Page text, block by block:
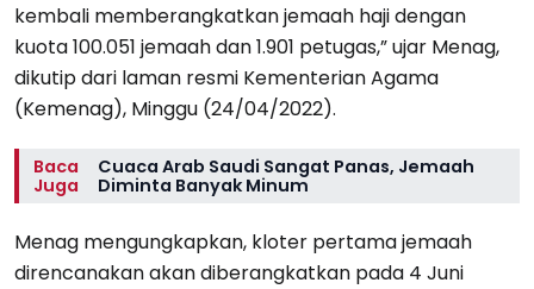
kembali memberangkatkan jemaah haji dengan
kuota 100.051 jemaah dan 1.901 petugas,” ujar Menag,
dikutip dari laman resmi Kementerian Agama
(Kemenag), Minggu (24/04/2022).
Baca
Juga
Cuaca Arab Saudi Sangat Panas, Jemaah
Diminta Banyak Minum
Menag mengungkapkan, kloter pertama jemaah
direncanakan akan diberangkatkan pada 4 Juni